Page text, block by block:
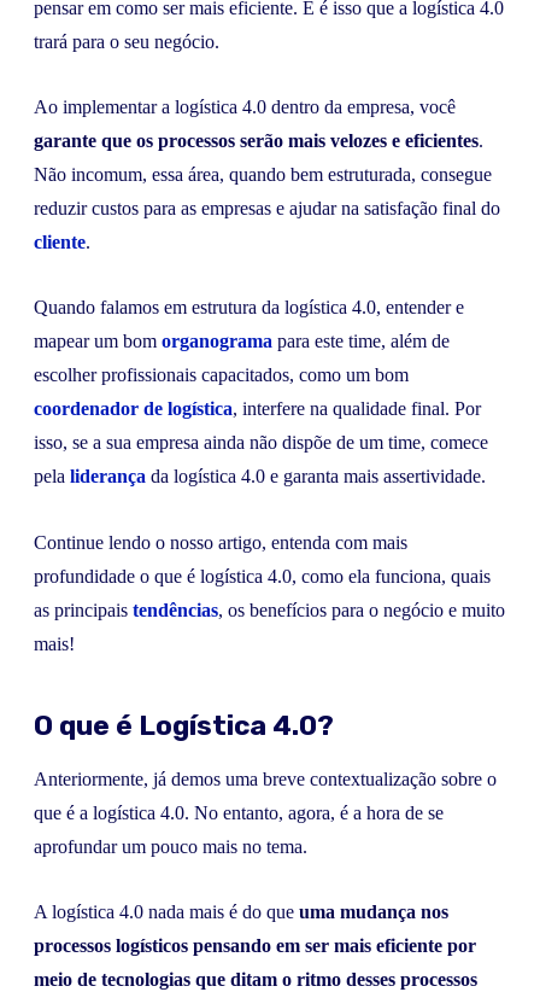
pensar em como ser mais eficiente. E é isso que a logística 4.0
trará para o seu negócio.
Ao implementar a logística 4.0 dentro da empresa, você
garante que os processos serão mais velozes e eficientes.
Não incomum, essa área, quando bem estruturada, consegue
reduzir custos para as empresas e ajudar na satisfação final do
cliente.
Quando falamos em estrutura da logística 4.0, entender e
mapear um bom organograma para este time, além de
escolher profissionais capacitados, como um bom
coordenador de logística, interfere na qualidade final. Por
isso, se a sua empresa ainda não dispõe de um time, comece
pela liderança da logística 4.0 e garanta mais assertividade.
Continue lendo o nosso artigo, entenda com mais
profundidade o que é logística 4.0, como ela funciona, quais
as principais tendências, os benefícios para o negócio e muito
mais!
O que é Logística 4.0?
Anteriormente, já demos uma breve contextualização sobre o
que é a logística 4.0. No entanto, agora, é a hora de se
aprofundar um pouco mais no tema.
A logística 4.0 nada mais é do que uma mudança nos
processos logísticos pensando em ser mais eficiente por
meio de tecnologias que ditam o ritmo desses processos